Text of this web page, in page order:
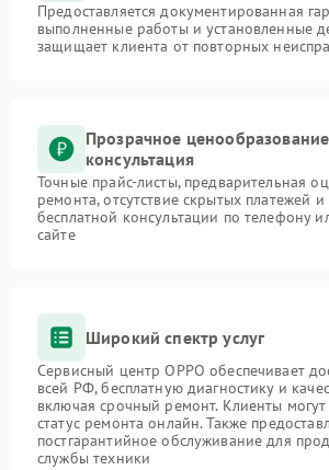
Предоставляется документированная
выполненные работы и установленные
защищает клиента от повторных
Прозрачное
консультация
Точные прайс-листы, предварительная
ремонта, отсутствие скрытых платежей
бесплатной консультации по телефону
сайте
Широкий спектр услуг
Сервисный центр OPPO обеспечивает
всей РФ, бесплатную диагностику и
включая срочный ремонт. Клиенты могут
статус ремонта онлайн. Также
постгарантийное обслуживание для
службы техники